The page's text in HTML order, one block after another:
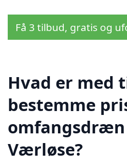
Få 3 tilbud, gratis og
Hvad er med
bestemme
Værløse?